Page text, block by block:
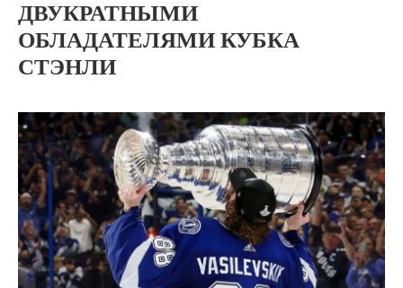
ДВУКРАТНЫМИ
ОБЛАДАТЕЛЯМИ КУБКА
СТЭНЛИ